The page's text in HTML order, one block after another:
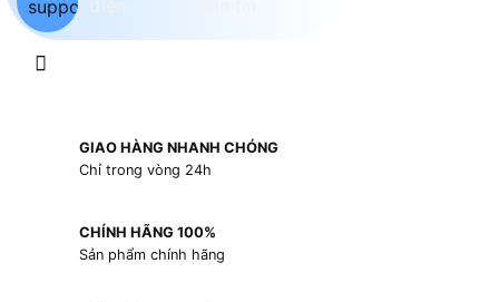
GIAO HÀNG NHANH CHÓNG
Chỉ trong vòng 24h
CHÍNH HÃNG 100%
Sản phẩm chính hãng